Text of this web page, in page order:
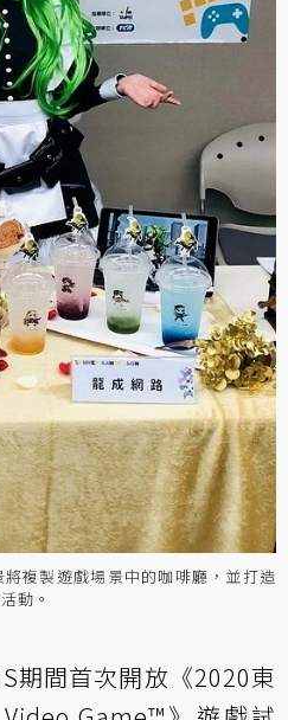
複製遊戲場景中的咖啡廳，並打造
動。
期間首次開放《2020東